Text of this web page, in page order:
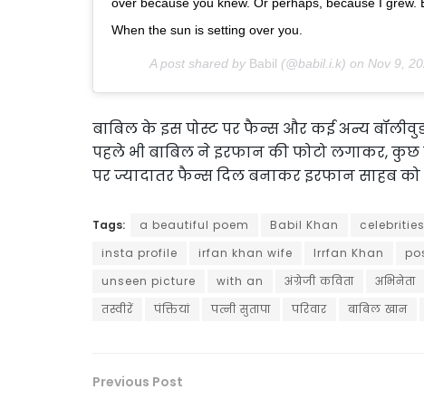
When the sun is setting over you.
A post shared by Babil (@babil.i.k) on Nov 9,
बाबिल के इस पोस्ट पर फैन्स और कई अन्य बॉलीवुड
पहले भी बाबिल ने इरफान की फोटो लगाकर, कुछ
पर ज्यादातर फैन्स दिल बनाकर इरफान साहब को
Tags: a beautiful poem Babil Khan celebrities
insta profile
irfan khan wife Irrfan Khan
unseen picture
with an अंग्रेजी कविता अभिनेता
तस्वीरें
पंक्तियां पत्नी सुतापा परिवार बाबिल खान
Previous Post